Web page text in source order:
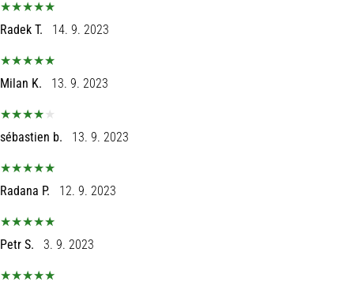
Radek T. 14. 9. 2023
Milan K. 13. 9. 2023
sébastien b. 13. 9. 2023
Radana P. 12. 9. 2023
Petr S. 3. 9. 2023